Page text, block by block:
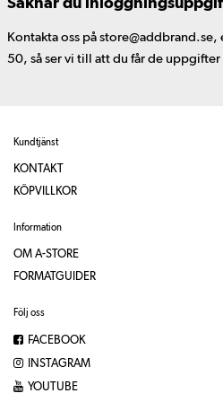
Saknar du
Kontakta oss på
50, så ser vi till att du får de uppgifter
Kundtjänst
KONTAKT
KÖPVILLKOR
Information
OM A-STORE
FORMATGUIDER
Följ oss
FACEBOOK
INSTAGRAM
YOUTUBE